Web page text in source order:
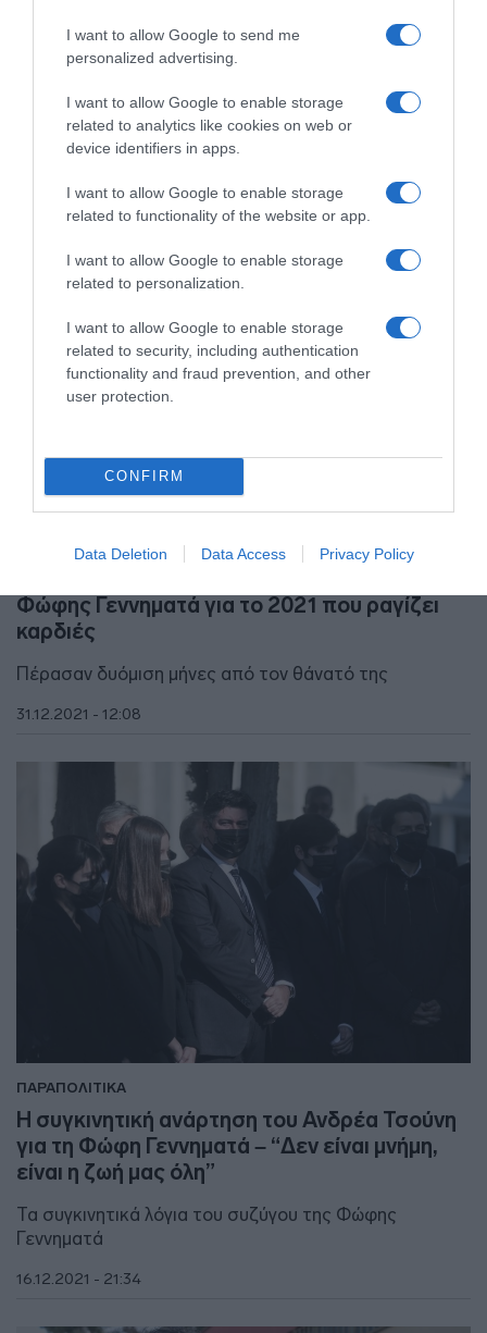
I want to allow Google to send me
personalized advertising.
I want to allow Google to enable storage
related to analytics like cookies on web or
device identifiers in apps.
I want to allow Google to enable storage
related to functionality of the website or app.
I want to allow Google to enable storage
related to personalization.
I want to allow Google to enable storage
related to security, including authentication
functionality and fraud prevention, and other
user protection.
CONFIRM
Data Deletion Data Access Privacy Policy
σήμερα γιορτάζαμε τη γιορτή της Φώφης με
ευχάριστα τραγούδια, παρέα και μουσική”
Η αφιέρωση στη σύζυγό του με στίχους του Γκάτσου
με αφορμή την ονομαστική της εορτή
Φώφης Γεννηματά για το 2021 που ραγίζει
καρδιές
Πέρασαν δυόμιση μήνες από τον θάνατό της
31.12.2021 - 12:08
ΠΑΡΑΠΟΛΙΤΙΚΑ
Η συγκινητική ανάρτηση του Ανδρέα Τσούνη
για τη Φώφη Γεννηματά – “Δεν είναι μνήμη,
είναι η ζωή μας όλη”
Τα συγκινητικά λόγια του συζύγου της Φώφης
Γεννηματά
16.12.2021 - 21:34